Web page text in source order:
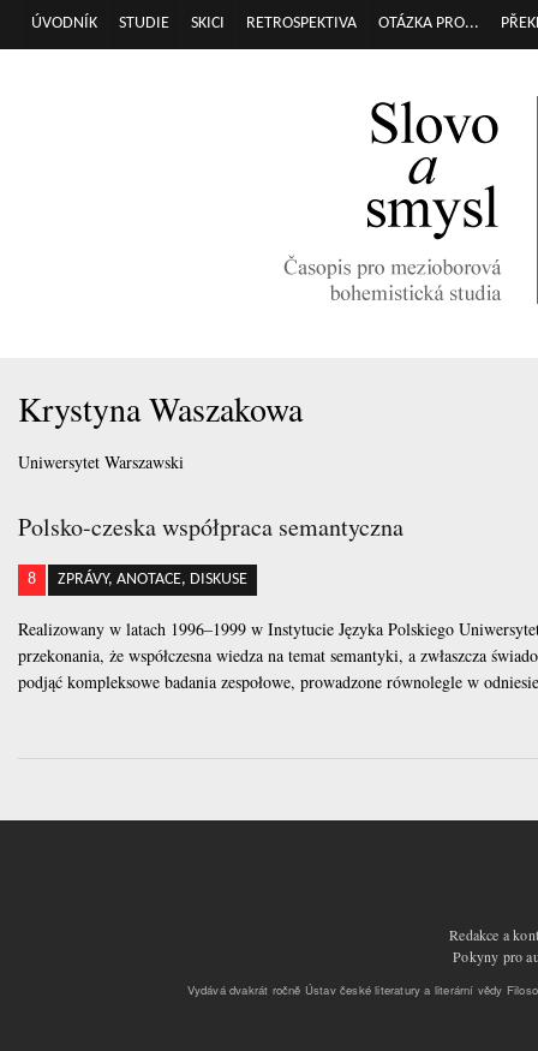
Hlavní menu
ÚVODNÍK STUDIE SKICI RETROSPEKTIVA OTÁZKA PRO...
Krystyna Waszakowa
Uniwersytet Warszawski
Polsko-czeska współpraca semantyczna
8 ZPRÁVY, ANOTACE, DISKUSE
Realizowany w latach 1996–1999 w Instytucie Języka Polskiego
przekonania, że współczesna wiedza na temat semantyki, a zwłaszcza
podjąć kompleksowe badania zespołowe, prowadzone równolegle w
Redakce a
Pokyny pro
Vydává dvakrát ročně Ústav české literatury a literární vědy